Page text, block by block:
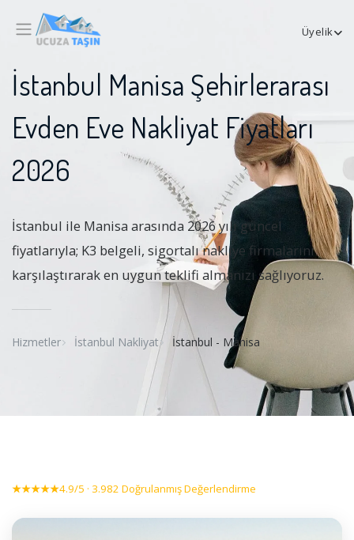
Üyelik
İstanbul Manisa Şehirlerarası
Evden Eve Nakliyat Fiyatları
2026
İstanbul ile Manisa arasında 2026 yılı güncel
fiyatlarıyla; K3 belgeli, sigortalı nakliye firmalarını
karşılaştırarak en uygun teklifi almanızı sağlıyoruz.
Hizmetler İstanbul Nakliyat İstanbul - Manisa
★★★★★4.9/5 · 3.982 Doğrulanmış Değerlendirme